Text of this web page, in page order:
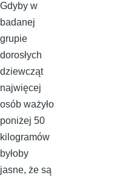
Gdyby w
badanej
grupie
dorosłych
dziewcząt
najwięcej
osób ważyło
poniżej 50
kilogramów
byłoby
jasne, że są